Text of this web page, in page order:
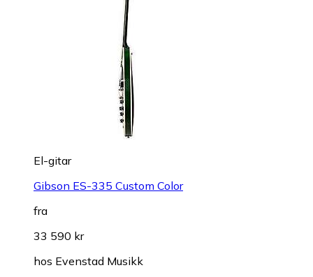
El-gitar
Gibson ES-335 Custom Color
fra
33 590 kr
hos Evenstad Musikk